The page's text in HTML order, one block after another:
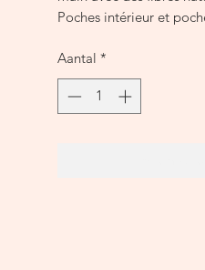
Poches intérieur et
Couleurs : Naturel, Thé.
Dimension (cm) : L 50 X
Aantal *